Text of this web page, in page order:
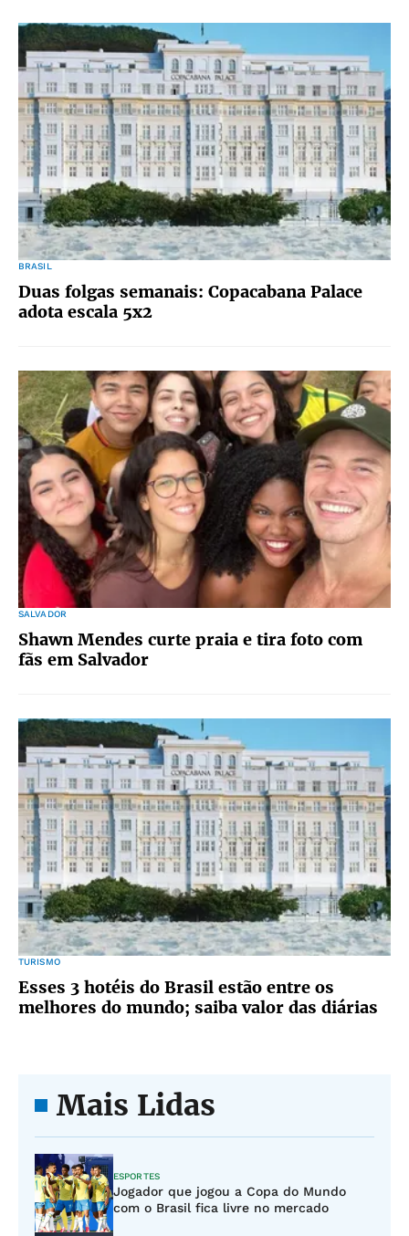
BRASIL
Duas folgas semanais: Copacabana Palace
adota escala 5x2
SALVADOR
Shawn Mendes curte praia e tira foto com
fãs em Salvador
TURISMO
Esses 3 hotéis do Brasil estão entre os
melhores do mundo; saiba valor das diárias
Mais Lidas
ESPORTES
Jogador que jogou a Copa do Mundo
com o Brasil fica livre no mercado